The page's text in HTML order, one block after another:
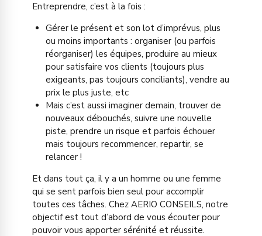
Entreprendre, c’est à la fois :
Gérer le présent et son lot d’imprévus, plus
ou moins importants : organiser (ou parfois
réorganiser) les équipes, produire au mieux
pour satisfaire vos clients (toujours plus
exigeants, pas toujours conciliants), vendre au
prix le plus juste, etc
Mais c’est aussi imaginer demain, trouver de
nouveaux débouchés, suivre une nouvelle
piste, prendre un risque et parfois échouer
mais toujours recommencer, repartir, se
relancer !
Et dans tout ça, il y a un homme ou une femme
qui se sent parfois bien seul pour accomplir
toutes ces tâches. Chez AERIO CONSEILS, notre
objectif est tout d’abord de vous écouter pour
pouvoir vous apporter sérénité et réussite.